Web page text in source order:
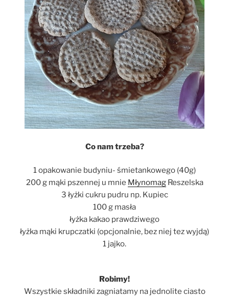
Co nam trzeba?
1 opakowanie budyniu- śmietankowego (40g)
200 g mąki pszennej u mnie MłynomagReszelska
3 łyżki cukru pudru np. Kupiec
100 g masła
łyżka kakao prawdziwego
łyżka mąki krupczatki (opcjonalnie, bez niej tez wyjdą)
1 jajko.
Robimy!
Wszystkie składniki zagniatamy na jednolite ciasto